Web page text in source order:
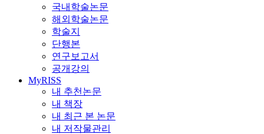
국내학술논문
해외학술논문
학술지
단행본
연구보고서
공개강의
MyRISS
내 추천논문
내 책장
내 최근 본 논문
내 저작물관리